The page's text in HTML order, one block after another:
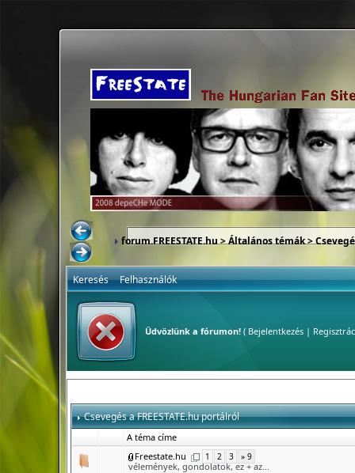
forum.FREESTATE.hu>Általános témák>
Keresés Felhasználók
Üdvözlünk a fórumon!( Bejelentkezés|
Csevegés a FREESTATE.hu portálról
A téma címe
Freestate.hu
1 2 3 » 9
vélemények, gondolatok, ez + az...